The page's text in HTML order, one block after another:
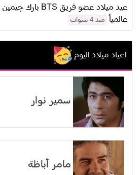
عالمياً
منذ 4 سنوات
اعياد ميلاد اليوم
سمير نوار
مامر أباظة